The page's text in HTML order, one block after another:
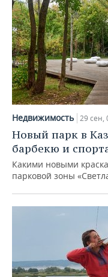
Недвижимость 29 сен,
Новый парк в
барбекю и
Какими новыми
парковой зоны